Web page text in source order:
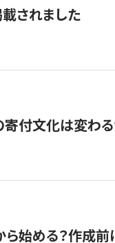
されました
付文化は変わ
始める？作成前